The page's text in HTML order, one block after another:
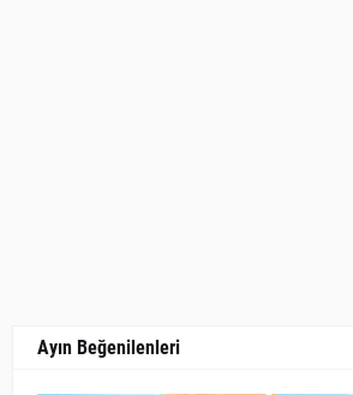
Ayın Beğenilenleri